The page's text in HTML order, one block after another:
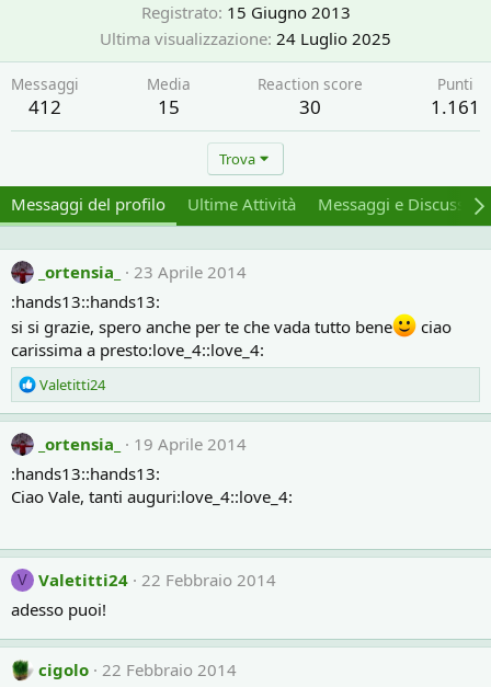
Registrato 15 Giugno 2013
Ultima visualizzazione 24 Luglio 2025
Messaggi
412
Media
15
Reaction score
30
Punti
1.161
Trova
Messaggi del profilo Ultime Attività Messaggi e
_ortensia_
23 Aprile 2014
:hands13::hands13:
si si grazie, spero anche per te che vada tutto bene
ciao
carissima a presto:love_4::love_4:
R
e
a
i
o
:
Valetitti24
_ortensia_
19 Aprile 2014
:hands13::hands13:
Ciao Vale, tanti auguri:love_4::love_4:
V Valetitti24 22 Febbraio 2014
adesso puoi!
cigolo 22 Febbraio 2014